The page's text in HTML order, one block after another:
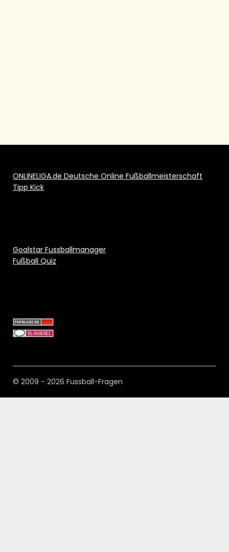
ONLINELIGA.de Deutsche Online Fußballmeisterschaft
Tipp Kick
Goalstar Fussballmanager
Fußball Quiz
© 2009 - 2026 Fussball-Fragen